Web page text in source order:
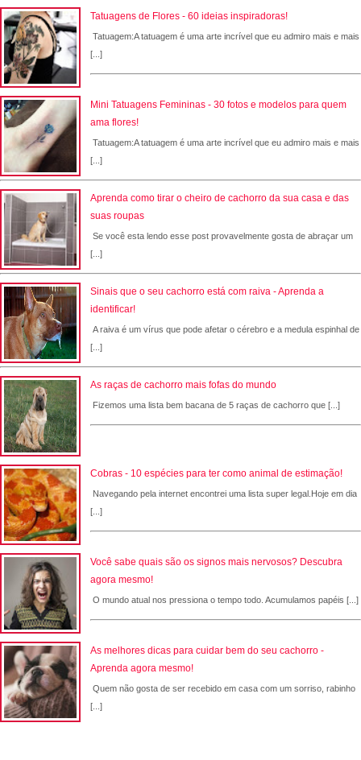
Tatuagens de Flores - 60 ideias inspiradoras!
Tatuagem:A tatuagem é uma arte incrível que eu admiro mais e mais
[...]
Mini Tatuagens Femininas - 30 fotos e modelos para quem
ama flores!
Tatuagem:A tatuagem é uma arte incrível que eu admiro mais e mais
[...]
Aprenda como tirar o cheiro de cachorro da sua casa e das
suas roupas
Se você esta lendo esse post provavelmente gosta de abraçar um
[...]
Sinais que o seu cachorro está com raiva - Aprenda a
identificar!
A raiva é um vírus que pode afetar o cérebro e a medula espinhal de
[...]
As raças de cachorro mais fofas do mundo
Fizemos uma lista bem bacana de 5 raças de cachorro que [...]
Cobras - 10 espécies para ter como animal de estimação!
Navegando pela internet encontrei uma lista super legal.Hoje em dia
[...]
Você sabe quais são os signos mais nervosos? Descubra
agora mesmo!
O mundo atual nos pressiona o tempo todo. Acumulamos papéis [...]
As melhores dicas para cuidar bem do seu cachorro -
Aprenda agora mesmo!
Quem não gosta de ser recebido em casa com um sorriso, rabinho
[...]